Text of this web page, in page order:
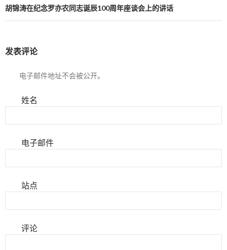
胡锦涛在纪念罗亦农同志诞辰100周年座谈会上的讲话
发表评论
电子邮件地址不会被公开。
姓名
电子邮件
站点
评论